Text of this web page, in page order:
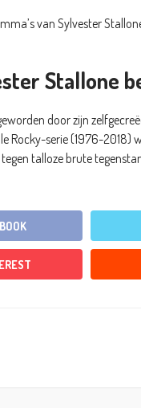
van Sylvester
Stallone
door zijn
Rocky-serie (1976-
talloze brute